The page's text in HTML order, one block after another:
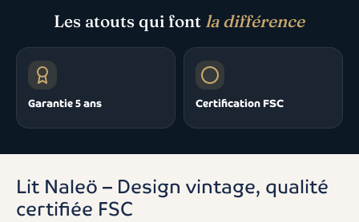
Les atouts qui font la différence
Garantie 5 ans Certification FSC
Lit Naleö – Design vintage, qualité
certifiée FSC